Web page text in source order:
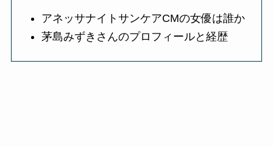
アネッサナイトサンケアCMの女優は誰か
茅島みずきさんのプロフィールと経歴